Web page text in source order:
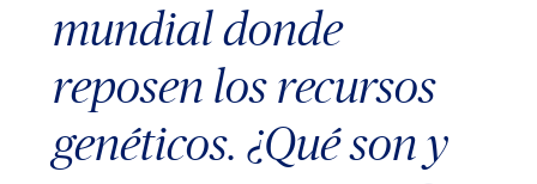
mundial donde
reposen los recursos
genéticos. ¿Qué son y